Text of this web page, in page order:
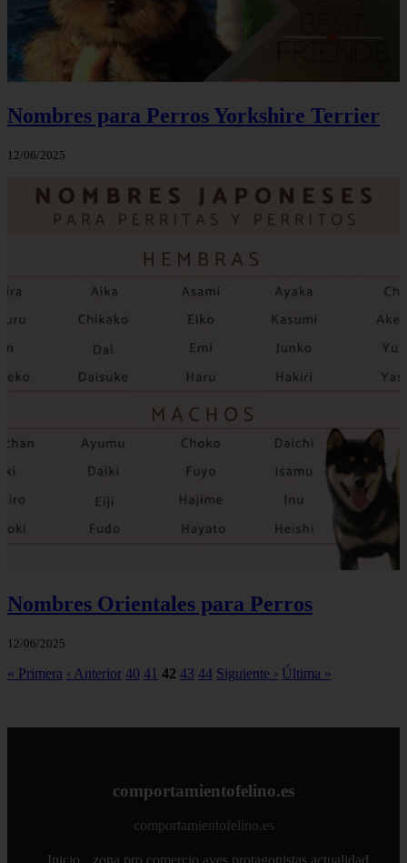
Nombres para Perros Yorkshire Terrier
12/06/2025
Nombres Orientales para Perros
12/06/2025
« Primera ‹ Anterior 40 41 42 43 44 Siguiente › Última »
comportamientofelino.es
comportamientofelino.es